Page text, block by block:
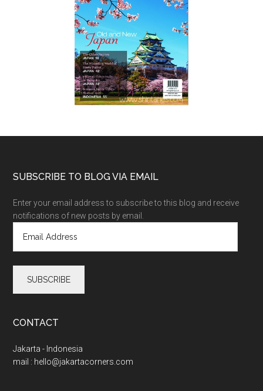
SUBSCRIBE TO BLOG VIA EMAIL
Enter your email address to subscribe to this blog and receive
notifications of new posts by email.
a
i
A
d
e
CONTACT
Jakarta - Indonesia
mail : hello@jakartacorners.com